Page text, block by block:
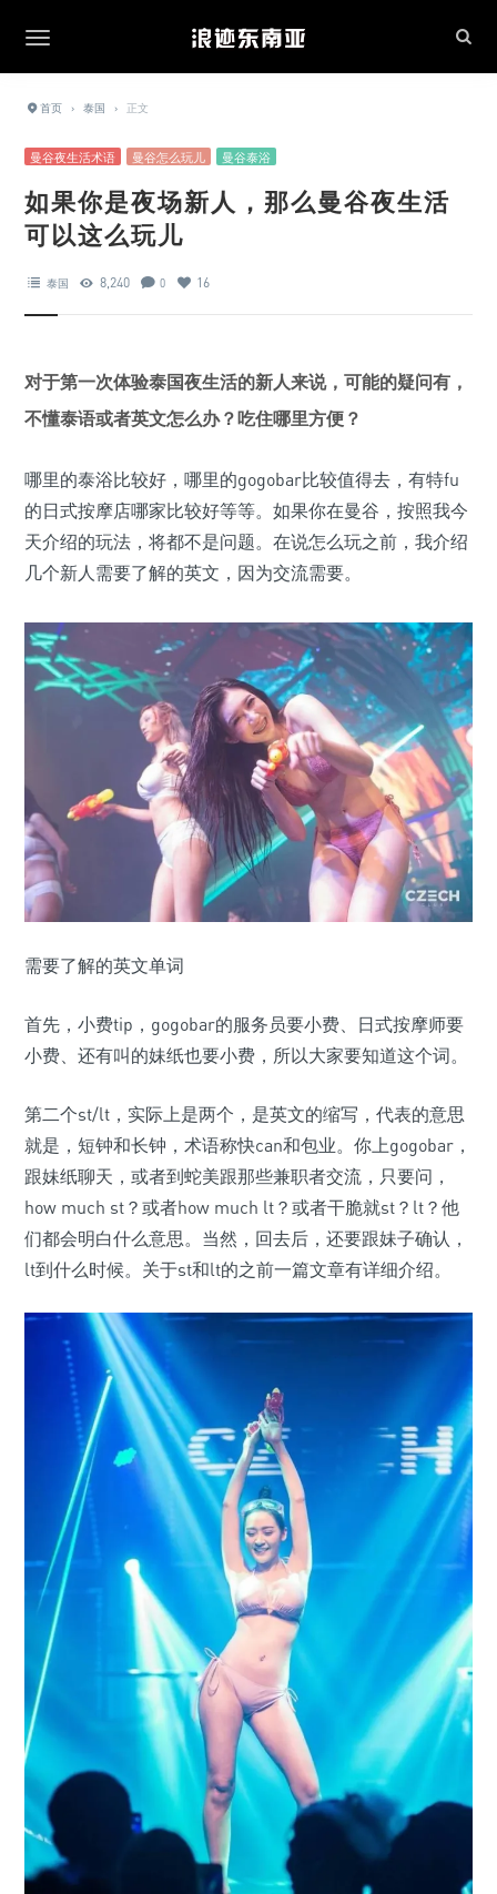
首页 › 泰国 › 正文
曼谷夜生活术语 曼谷怎么玩儿 曼谷泰浴
如果你是夜场新人，那么曼谷夜生活
可以这么玩儿
泰国 8,240 0 16
对于第一次体验泰国夜生活的新人来说，可能的疑问有，
不懂泰语或者英文怎么办？吃住哪里方便？
哪里的泰浴比较好，哪里的gogobar比较值得去，有特fu
的日式按摩店哪家比较好等等。如果你在曼谷，按照我今
天介绍的玩法，将都不是问题。在说怎么玩之前，我介绍
几个新人需要了解的英文，因为交流需要。
需要了解的英文单词
首先，小费tip，gogobar的服务员要小费、日式按摩师要
小费、还有叫的妹纸也要小费，所以大家要知道这个词。
第二个st/lt，实际上是两个，是英文的缩写，代表的意思
就是，短钟和长钟，术语称快can和包业。你上gogobar，
跟妹纸聊天，或者到蛇美跟那些兼职者交流，只要问，
how much st？或者how much lt？或者干脆就st？lt？他
们都会明白什么意思。当然，回去后，还要跟妹子确认，
lt到什么时候。关于st和lt的之前一篇文章有详细介绍。